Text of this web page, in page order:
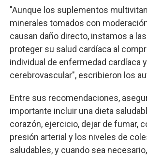
"Aunque los suplementos
minerales tomados con
causan daño directo, instamos a
proteger su salud cardíaca al
individual de enfermedad cardíaca
cerebrovascular", escribieron los
Entre sus recomendaciones,
importante incluir una dieta
corazón, ejercicio, dejar de fumar,
presión arterial y los niveles de
saludables, y cuando sea